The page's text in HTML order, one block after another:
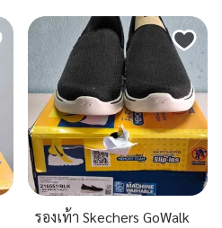
รองเท้า Skechers GoWalk